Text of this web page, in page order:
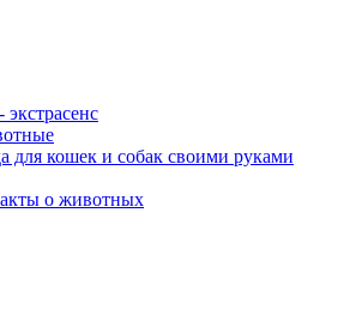
для кошек и собак своими руками
о животных